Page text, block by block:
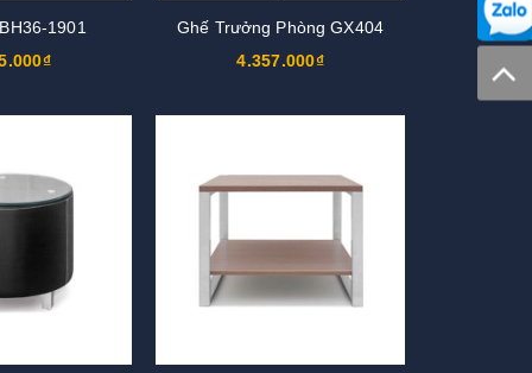
1901
Ghế Trưởng Phòng GX404
4.357.000₫